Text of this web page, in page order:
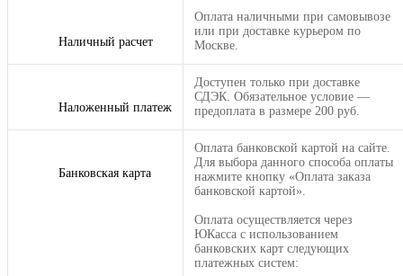
Наличный расчет
Оплата наличными при самовывозе
или при доставке курьером по
Москве.
Наложенный платеж
Доступен только при доставке
СДЭК. Обязательное условие —
предоплата в размере 200 руб.
Банковская карта
Оплата банковской картой на сайте.
Для выбора данного способа оплаты
нажмите кнопку «Оплата заказа
банковской картой».
Оплата осуществляется через
ЮКасса с использованием
банковских карт следующих
платежных систем: